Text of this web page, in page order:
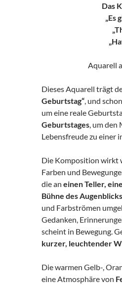
Das
„Es
Aquarell
Dieses Aquarell trägt
Geburtstag“ , und
um eine reale
Geburtstages , um
Lebensfreude zu einer
Die Komposition wirkt
Farben und
die an einen Teller,
Bühne des Augenblicks
und Farbströmen
Gedanken,
scheint in Bewegung.
kurzer, leuchtender
Die warmen Gelb-,
eine Atmosphäre von